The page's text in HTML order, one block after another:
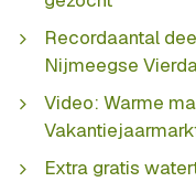
Recordaantal
Nijmeegse
Video: Warme
Extra gratis